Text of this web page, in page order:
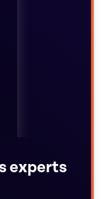
experts